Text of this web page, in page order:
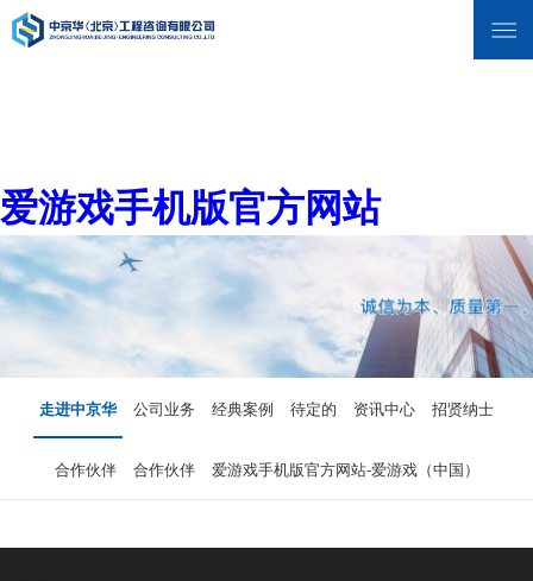
爱游戏手机版官方网站
走进中京华 公司业务 经典案例 待定的 资讯中心 招贤纳士
合作伙伴 合作伙伴 爱游戏手机版官方网站-爱游戏（中国）